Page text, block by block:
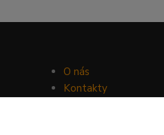
O nás
Kontakty